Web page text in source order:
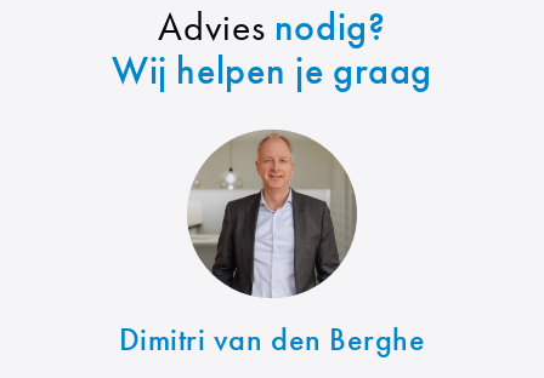
Advies nodig?
Wij helpen je graag
Dimitri van den Berghe